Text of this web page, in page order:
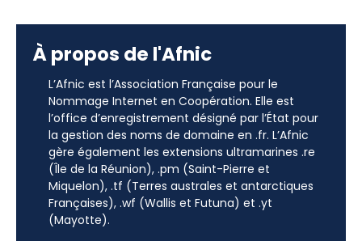
À propos de l'Afnic
L’Afnic est l’Association Française pour le
Nommage Internet en Coopération. Elle est
l’office d’enregistrement désigné par l’État pour
la gestion des noms de domaine en .fr. L’Afnic
gère également les extensions ultramarines .re
(Île de la Réunion), .pm (Saint-Pierre et
Miquelon), .tf (Terres australes et antarctiques
Françaises), .wf (Wallis et Futuna) et .yt
(Mayotte).